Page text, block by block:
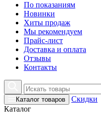
По показаниям
Новинки
Хиты продаж
Мы рекомендуем
Прайс-лист
Доставка и оплата
Отзывы
Контакты
Каталог товаров
Скидки
Каталог